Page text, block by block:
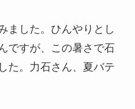
ました。ひんやりとし
ですが、この暑さで石
た。力石さん、夏バテ